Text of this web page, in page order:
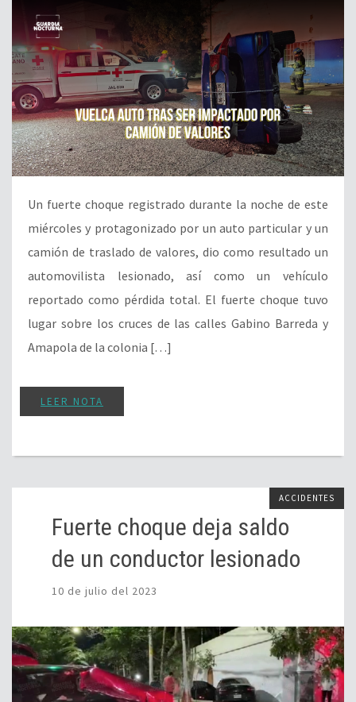
Un fuerte choque registrado durante la noche de este
miércoles y protagonizado por un auto particular y un
camión de traslado de valores, dio como resultado un
automovilista lesionado, así como un vehículo
reportado como pérdida total. El fuerte choque tuvo
lugar sobre los cruces de las calles Gabino Barreda y
Amapola de la colonia […]
LEER NOTA
ACCIDENTES
Fuerte choque deja saldo
de un conductor lesionado
10 de julio del 2023